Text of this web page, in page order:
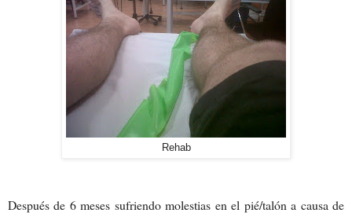
Rehab
Después de 6 meses sufriendo molestias en el pié/talón a causa de